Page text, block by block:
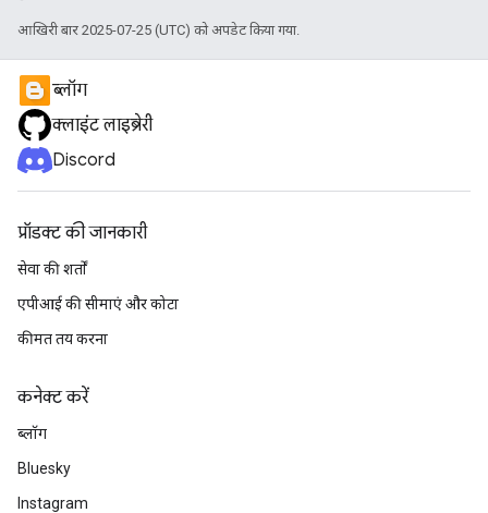
आखिरी बार 2025-07-25 (UTC) को अपडेट किया गया.
ब्लॉग
क्लाइंट लाइब्रेरी
Discord
प्रॉडक्ट की जानकारी
सेवा की शर्तों
एपीआई की सीमाएं और कोटा
कीमत तय करना
कनेक्ट करें
ब्लॉग
Bluesky
Instagram